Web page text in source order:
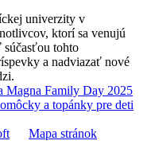
univerzity v
ktorí sa venujú
tohto
a nadviazať nové
Magna Family Day 2025
a topánky pre deti
Mapa stránok